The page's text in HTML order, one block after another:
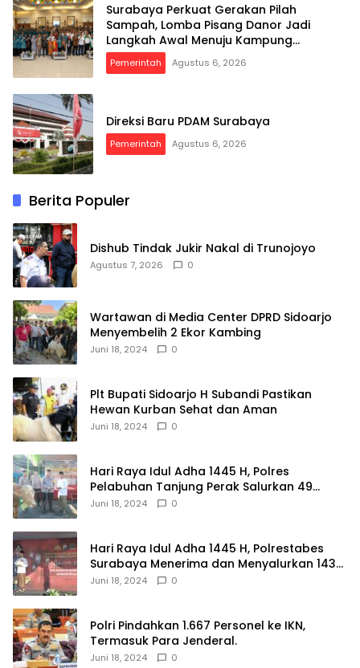
Surabaya Perkuat Gerakan Pilah
Sampah, Lomba Pisang Danor Jadi
Langkah Awal Menuju Kampung
Pancasila
Pemerintah Agustus 6, 2026
Direksi Baru PDAM Surabaya
Pemerintah Agustus 6, 2026
Berita Populer
Dishub Tindak Jukir Nakal di Trunojoyo
Agustus 7, 2026 0
Wartawan di Media Center DPRD Sidoarjo
Menyembelih 2 Ekor Kambing
Juni 18, 2024 0
Plt Bupati Sidoarjo H Subandi Pastikan
Hewan Kurban Sehat dan Aman
Juni 18, 2024 0
Hari Raya Idul Adha 1445 H, Polres
Pelabuhan Tanjung Perak Salurkan 49
Hewan Korban.
Juni 18, 2024 0
Hari Raya Idul Adha 1445 H, Polrestabes
Surabaya Menerima dan Menyalurkan 143
Hewan Kurban
Juni 18, 2024 0
Polri Pindahkan 1.667 Personel ke IKN,
Termasuk Para Jenderal.
Juni 18, 2024 0